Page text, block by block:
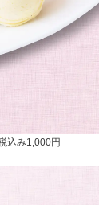
込み1,000円